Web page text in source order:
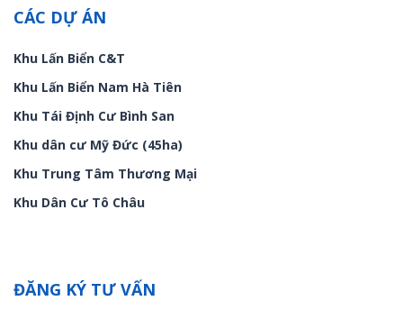
CÁC DỰ ÁN
Khu Lấn Biển C&T
Khu Lấn Biển Nam Hà Tiên
Khu Tái Định Cư Bình San
Khu dân cư Mỹ Đức (45ha)
Khu Trung Tâm Thương Mại
Khu Dân Cư Tô Châu
ĐĂNG KÝ TƯ VẤN